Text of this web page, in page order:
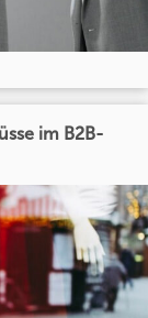
im B2B-